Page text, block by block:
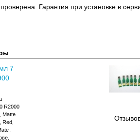
Гарантия при установке в
7
R2000
Matte
Red,
.